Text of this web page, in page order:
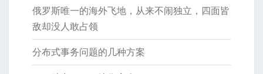
俄罗斯唯一的海外飞地，从来不闹独立，四面皆
敌却没人敢占领
分布式事务问题的几种方案